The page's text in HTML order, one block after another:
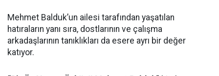
Mehmet Balduk’un ailesi tarafından yaşatılan
hatıraların yanı sıra, dostlarının ve çalışma
arkadaşlarının tanıklıkları da esere ayrı bir değer
katıyor.